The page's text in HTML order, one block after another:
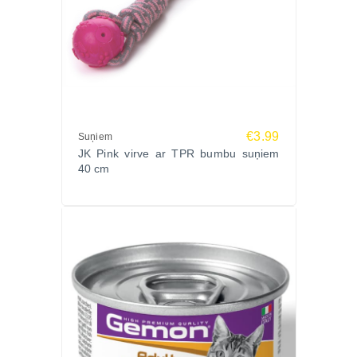
Suņiem €3.99
JK Pink virve ar TPR bumbu suņiem
40 cm